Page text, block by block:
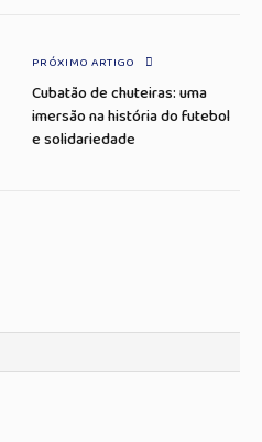
PRÓXIMO ARTIGO
Cubatão de chuteiras: uma
imersão na história do futebol
e solidariedade